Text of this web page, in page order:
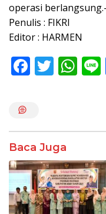
operasi berlangsung.-
Penulis : FIKRI
Editor : HARMEN
F
ac
o
o
k
T
w
W
h
A
p
p
Baca Juga